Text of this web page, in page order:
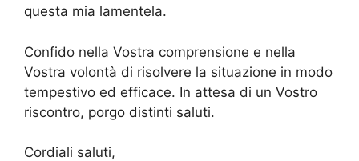
questa mia lamentela.
Confido nella Vostra comprensione e nella
Vostra volontà di risolvere la situazione in modo
tempestivo ed efficace. In attesa di un Vostro
riscontro, porgo distinti saluti.
Cordiali saluti,